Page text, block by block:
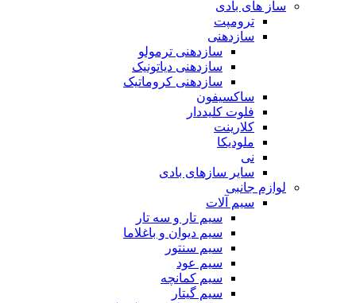
ساز های بادی
ترومپت
سازدهنی
سازدهنی ترمولو
سازدهنی دیاتونیک
سازدهنی کروماتیک
ساکسیفون
فلوت کلیددار
کلارینت
ملودیکا
نی
سایر سازهای بادی
لوازم جانبی
سیم آلات
سیم تار و سه تار
سیم دیوان و باغلاما
سیم سنتور
سیم عود
سیم کمانچه
سیم گیتار